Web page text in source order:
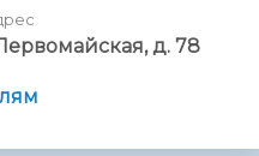
д. 78